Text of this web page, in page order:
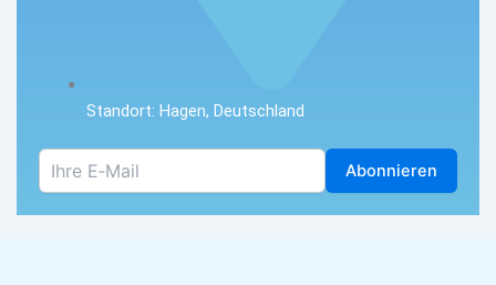
Standort: Hagen, Deutschland
Abonnieren